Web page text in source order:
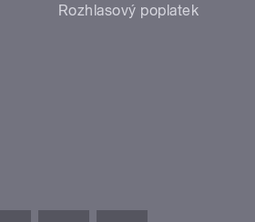
Rozhlasový poplatek